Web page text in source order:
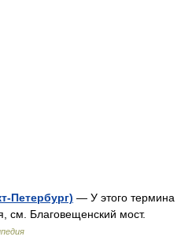
Петербург) — У этого термина
см. Благовещенский мост.